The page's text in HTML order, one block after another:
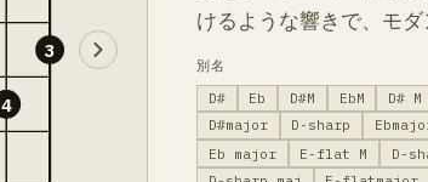
4
3
けるような響きで、モダ
別名
D#
Eb D#M EbM D# M
D#major
D-sharp
Eb major
E-flat M D-